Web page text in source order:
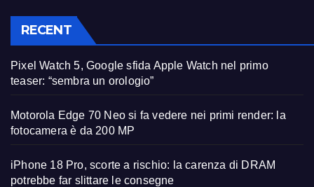
RECENT
Pixel Watch 5, Google sfida Apple Watch nel primo
teaser: “sembra un orologio”
Motorola Edge 70 Neo si fa vedere nei primi render: la
fotocamera è da 200 MP
iPhone 18 Pro, scorte a rischio: la carenza di DRAM
potrebbe far slittare le consegne